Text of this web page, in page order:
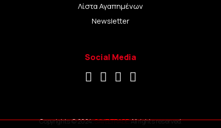
Λίστα Αγαπημένων
Newsletter
Social Media
Copyrights © 2024.SAVELTRADE.All rights reserved.